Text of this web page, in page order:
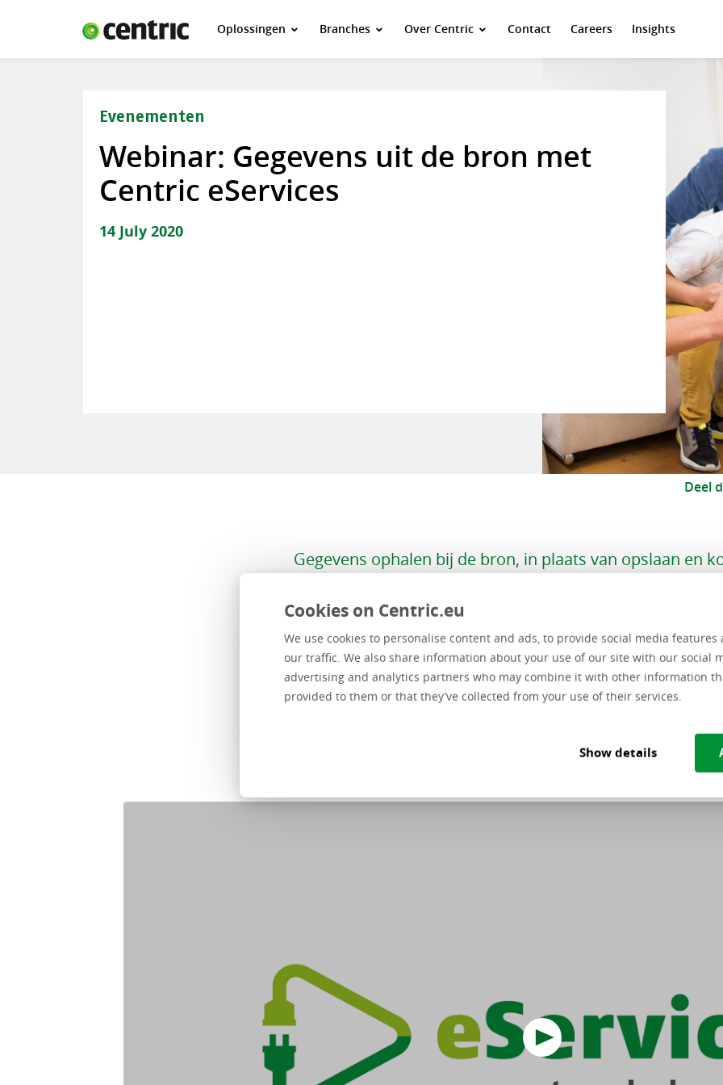
Cookies on Centric.eu
We use cookies to personalise content and ads, to provide social media features
our traffic. We also share information about your use of our site with our social
advertising and analytics partners who may combine it with other information
provided to them or that they’ve collected from your use of their services.
Show details
Oplossingen Branches Over Centric Contact Careers
Insights
Oplossingen
Over Centric
Careers
Insights
Evenementen
Webinar: Gegevens uit de bron met
Centric eServices
14 July 2020
Deel
Gegevens ophalen bij de bron, in plaats van opslaan en
informatievoorziening. Het antwoord van Centric op de
eServices, online diensten die procesapplicaties
Landelijke Voorzieningen en bronapplicaties. In dit
je wat eServices zijn en hoe ze bijdragen aan je